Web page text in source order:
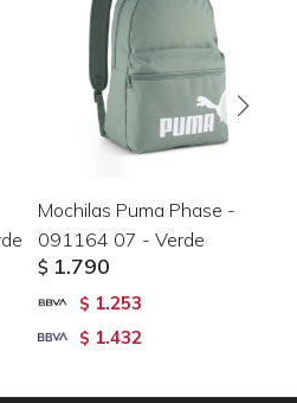
Mochilas Puma Phase -
091164 07 - Verde
$ 1.790
$ 1.253
$ 1.432